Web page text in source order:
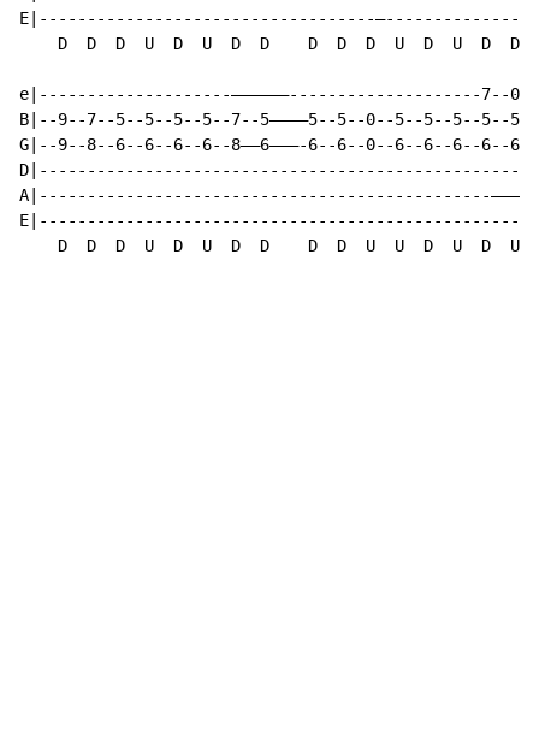
E|-----------------------------------
    D  D  D  U  D  U  D  D    D  D  D  U  D  U  D  D
e|--------------------––––––--------------------7--
B|--9--7--5--5--5--5--7--5––––5--5--0--5--5--5--5--
G|--9--8--6--6--6--6--8––6–––-6--6--0--6--6--6--6--
A|-----------------------------------------------
    D  D  D  U  D  U  D  D    D  D  U  U  D  U  D  U